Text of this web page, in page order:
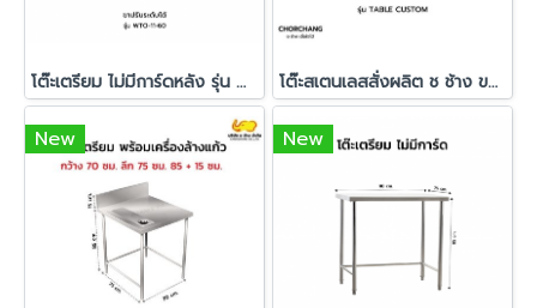
โต๊ะเตรียม ไม่มีการ์ดหลัง รุ่น WTO-11-60 โต๊ะสเตนเลสสั่งผลิต ช ช้าง ขนาด 70 x 75 x 85 ซม.
New New